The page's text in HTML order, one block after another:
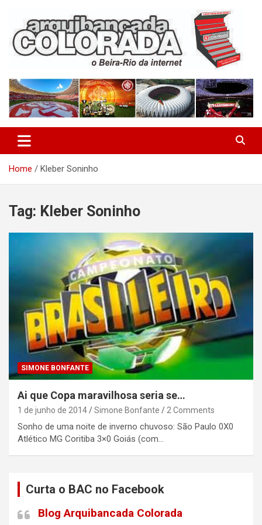
content
Arquibancada Colorada
Home Kleber Soninho
Tag: Kleber Soninho
SIMONE BONFANTE
Ai que Copa maravilhosa seria se…
1 de junho de 2014 Simone Bonfante 2 Comments
Sonho de uma noite de inverno chuvoso: São Paulo 0X0
Atlético MG Coritiba 3×0 Goiás (com…
Curta o BAC no Facebook
Blog Arquibancada Colorada